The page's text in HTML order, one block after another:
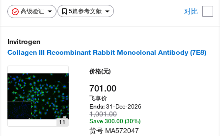
高级验证 5篇参考文献 对比
Invitrogen
Collagen III Recombinant Rabbit Monoclonal Antibody (7E8)
11
价格(元)
701.00
飞享价
Ends:31-Dec-2026
1,001.00
Save 300.00 (30%)
货号 MA572047